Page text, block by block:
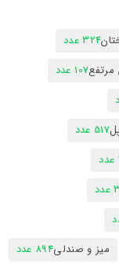
324 عدد
107 عدد
517 عدد
میز و صندلی894 عدد